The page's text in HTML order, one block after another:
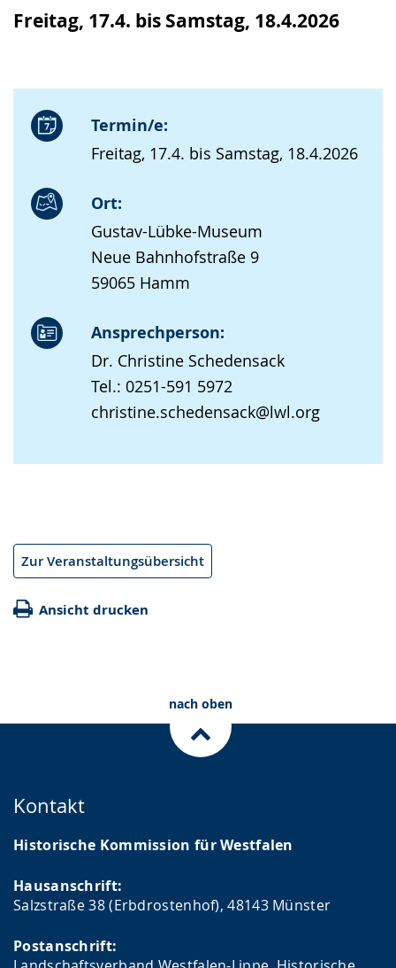
Freitag, 17.4. bis Samstag, 18.4.2026
Termin/e:
Freitag, 17.4. bis Samstag, 18.4.2026
Ort:
Gustav-Lübke-Museum
Neue Bahnhofstraße 9
59065 Hamm
Ansprechperson:
Dr. Christine Schedensack
Tel.: 0251-591 5972
christine.schedensack@lwl.org
angezeigt.
Zur Veranstaltungsübersicht
Ansicht drucken
nach oben
Kontakt
Historische Kommission für Westfalen
Hausanschrift:
Salzstraße 38 (Erbdrostenhof), 48143 Münster
Postanschrift: